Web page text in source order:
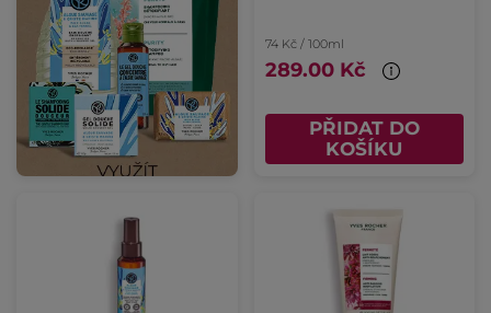
74 Kč / 100ml
289.00 Kč
PŘIDAT DO
KOŠÍKU